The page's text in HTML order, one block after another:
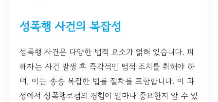
성폭행 사건의 복잡성
성폭행 사건은 다양한 법적 요소가 얽혀 있습니다. 피
해자는 사건 발생 후 즉각적인 법적 조치를 취해야 하
며, 이는 종종 복잡한 법률 절차를 포함합니다. 이 과
정에서 성폭행로펌의 경험이 얼마나 중요한지 알 수 있